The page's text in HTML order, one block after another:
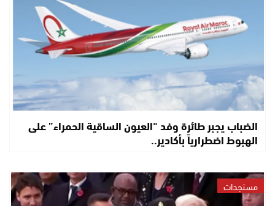
الضباب يجبر طائرة وفد “العيون الساقية الحمراء” على
الهبوط اضطرارياً بأكادير..
مستجدات